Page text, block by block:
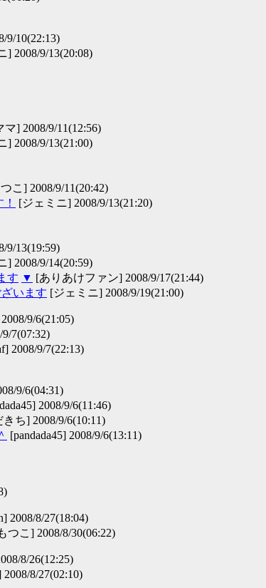
9/10(22:13)
] 2008/9/13(20:08)
] 2008/9/11(12:56)
] 2008/9/13(21:00)
こ] 2008/9/11(20:42)
[ジェミニ] 2008/9/13(21:20)
9/13(19:59)
] 2008/9/14(20:59)
す ▼ [ありあけファン] 2008/9/17(21:44)
います [ジェミニ] 2008/9/19(21:00)
9/6(21:05)
7(07:32)
2008/9/7(22:13)
9/6(04:31)
2008/9/6(11:46)
きち] 2008/9/6(10:11)
[pandada45] 2008/9/6(13:11)
2008/8/27(18:04)
つこ] 2008/8/30(06:22)
8/26(12:25)
8/27(02:10)